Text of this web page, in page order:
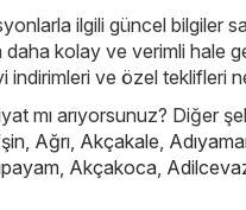
ilgili güncel bilgiler
daha kolay ve verimli hale
ve özel teklifleri
mı arıyorsunuz? Diğer
Ağrı Akçakale
Akçakoca